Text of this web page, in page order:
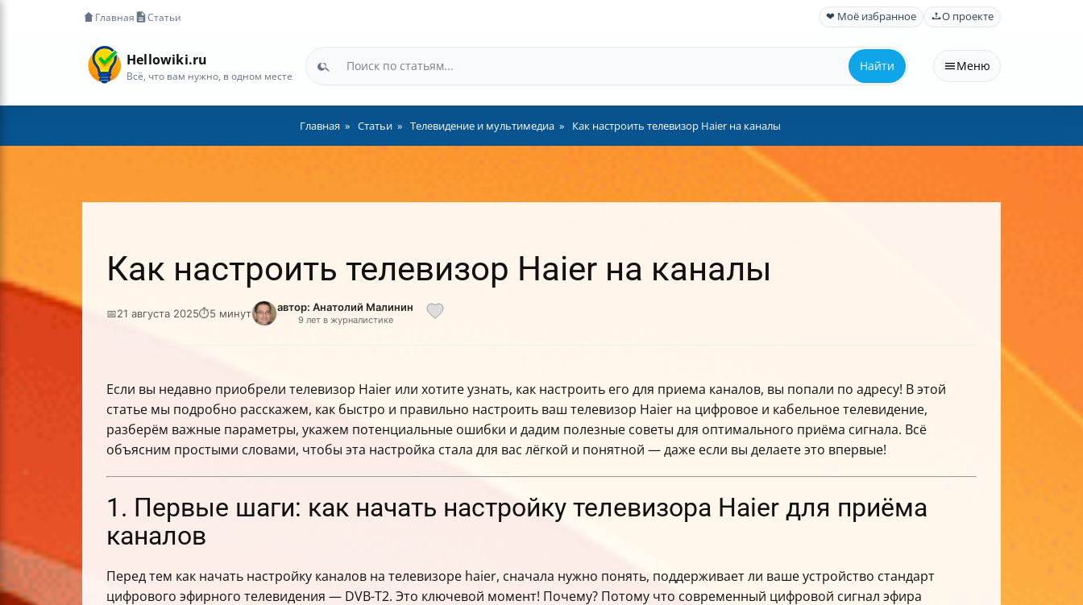
Главная Статьи ❤ Моё избранное О проекте
Hellowiki.ru
Всё, что вам нужно, в одном месте
Найти Меню
Главная Статьи Телевидение и мультимедиа Как настроить телевизор Haier на каналы
Как настроить телевизор Haier на каналы
📅21 августа 2025⏱5 минут автор: Анатолий Малинин
9 лет в журналистике
Если вы недавно приобрели телевизор Haier или хотите узнать, как настроить его для приема каналов, вы попали по адресу! В этой
статье мы подробно расскажем, как быстро и правильно настроить ваш телевизор Haier на цифровое и кабельное телевидение,
разберём важные параметры, укажем потенциальные ошибки и дадим полезные советы для оптимального приёма сигнала. Всё
объясним простыми словами, чтобы эта настройка стала для вас лёгкой и понятной — даже если вы делаете это впервые!
1. Первые шаги: как начать настройку телевизора Haier для приёма
каналов
Перед тем как начать настройку каналов на телевизоре haier, сначала нужно понять, поддерживает ли ваше устройство стандарт
цифрового эфирного телевидения — DVB-T2. Это ключевой момент! Почему? Потому что современный цифровой сигнал эфира